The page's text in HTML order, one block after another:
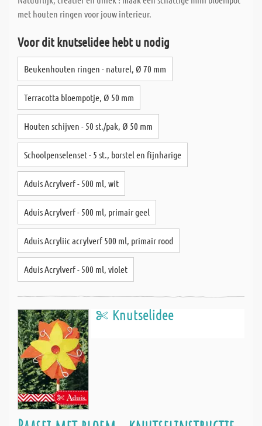
met houten ringen voor jouw interieur.
Voor dit knutselidee hebt u nodig
Beukenhouten ringen - naturel, Ø 70 mm
Terracotta bloempotje, Ø 50 mm
Houten schijven - 50 st./pak, Ø 50 mm
Schoolpenselenset - 5 st., borstel en fijnharige
Aduis Acrylverf - 500 ml, wit
Aduis Acrylverf - 500 ml, primair geel
Aduis Acryliic acrylverf 500 ml, primair rood
Aduis Acrylverf - 500 ml, violet
Knutselidee